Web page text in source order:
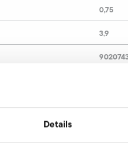
Details
0,75
3,9
400 V klasse)